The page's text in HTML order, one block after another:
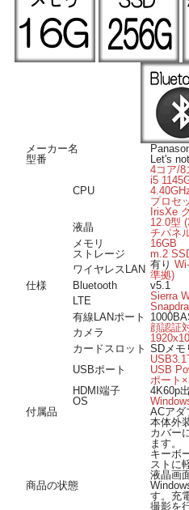
ワイヤレスでも高速なネット通信が可能で
NTTドコモ、KDDI、SoftBankの3大キャ
備、通信契約する事でLTE回線での通信が
■ Windows 11 搭載 ■
OSは Windows 11 Pro 64bit 導入済み。届
液晶が360度回転し、パソコンからタブレ
ストレージは高速に動作する ｍ
快適に動作します。
高速ハイグレードな周辺機器を接続可能
Webカメラを搭載、顔認証対応のIRカメ
解除も可能です。
Bluetooth 搭載ですのでマウスやヘッドホ
接続できます。
SDカードスロットを装備、SDカードメ
メーカー名
型番
Let's
仕様
CPU
4コア/8
i5
プロセ
IrisXe
液晶
12.0型
チパネ
メモリ
16GB
ストレージ
m.2
ワイヤレスLAN 有り
準拠)
Bluetooth
v5.1
LTE
Sierra
有線LANポート
カメラ
顔認証
カードスロット SDメモ
USBポート
USB
ポート
HDMI端子
4K60p
OS
付属品
ACアダ
商品の状態
本体外
カバー
ます。
キーボ
ストに
液晶画
す。充
撮影を